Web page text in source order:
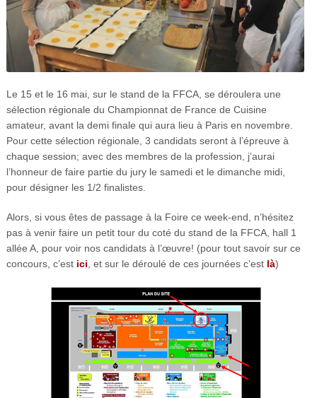
Le 15 et le 16 mai, sur le stand de la FFCA, se déroulera une
sélection régionale du Championnat de France de Cuisine
amateur, avant la demi finale qui aura lieu à Paris en novembre.
Pour cette sélection régionale, 3 candidats seront à l’épreuve à
chaque session; avec des membres de la profession, j’aurai
l’honneur de faire partie du jury le samedi et le dimanche midi,
pour désigner les 1/2 finalistes.
Alors, si vous êtes de passage à la Foire ce week-end, n’hésitez
pas à venir faire un petit tour du coté du stand de la FFCA, hall 1
allée A, pour voir nos candidats à l’œuvre! (pour tout savoir sur ce
concours, c’est ici , et sur le déroulé de ces journées c’est là)